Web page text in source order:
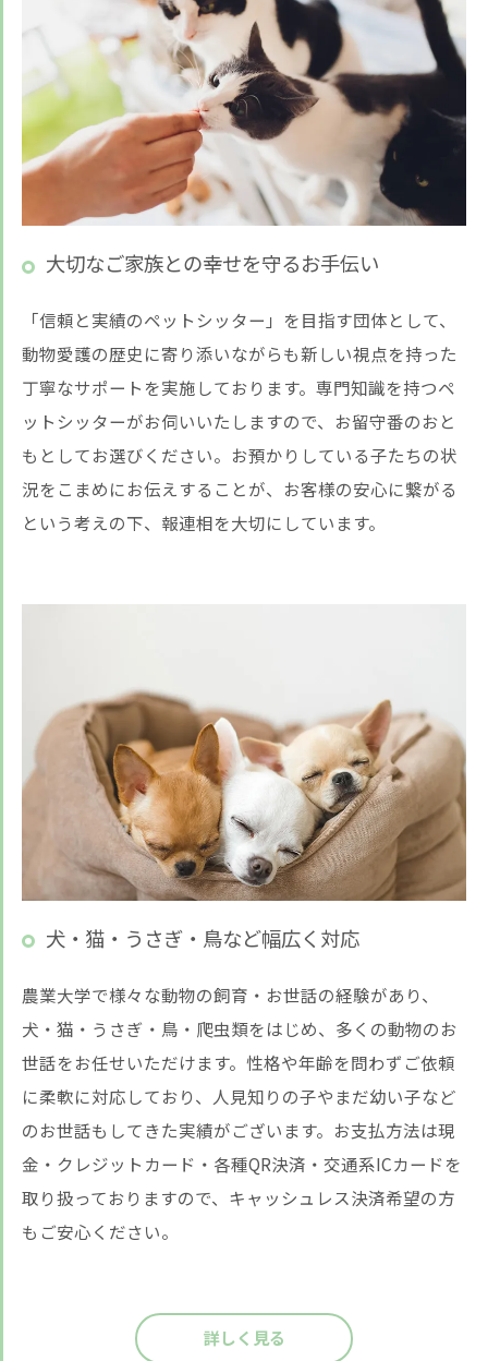
大切なご家族との幸せを守るお手伝い
「信頼と実績のペットシッター」を目指す団体として、
動物愛護の歴史に寄り添いながらも新しい視点を持った
丁寧なサポートを実施しております。専門知識を持つペ
ットシッターがお伺いいたしますので、お留守番のおと
もとしてお選びください。お預かりしている子たちの状
況をこまめにお伝えすることが、お客様の安心に繋がる
という考えの下、報連相を大切にしています。
犬・猫・うさぎ・鳥など幅広く対応
農業大学で様々な動物の飼育・お世話の経験があり、
犬・猫・うさぎ・鳥・爬虫類をはじめ、多くの動物のお
世話をお任せいただけます。性格や年齢を問わずご依頼
に柔軟に対応しており、人見知りの子やまだ幼い子など
のお世話もしてきた実績がございます。お支払方法は現
金・クレジットカード・各種QR決済・交通系ICカードを
取り扱っておりますので、キャッシュレス決済希望の方
もご安心ください。
詳しく見る